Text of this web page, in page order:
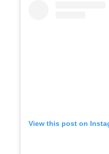
View this post on